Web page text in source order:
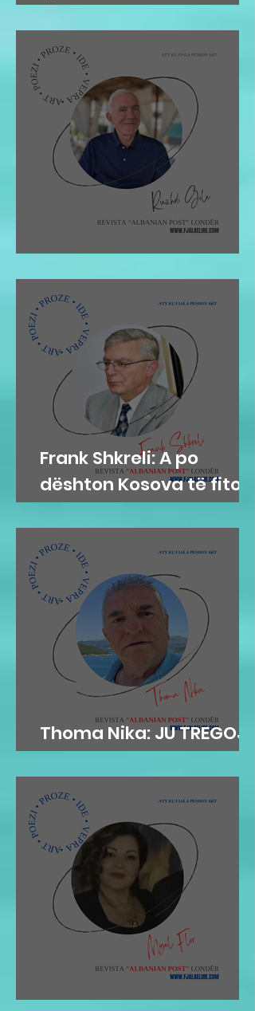
i jep formë kujtesës
Ruzhdi Gole: VIZITA IME
Frank Shkreli: A po
dështon Kosova të fitojë
paqen?
Thoma Nika: JU TREGOJ
TIMON, SIÇ NUK E NJOHËT